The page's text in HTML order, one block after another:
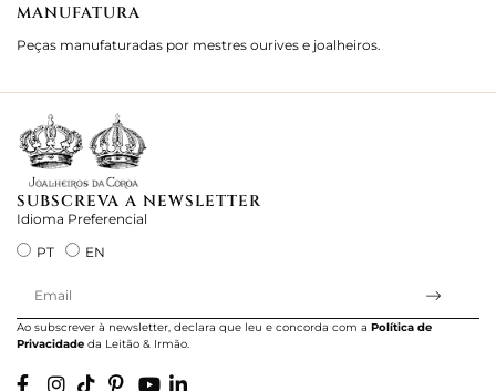
MANUFATURA
Peças manufaturadas por mestres ourives e joalheiros.
SUBSCREVA A NEWSLETTER
Idioma Preferencial
PT
EN
Ao subscrever à newsletter, declara que leu e concorda com a Política de
Privacidade da Leitão & Irmão.